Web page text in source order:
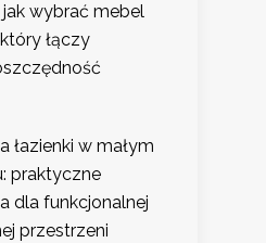
jak wybrać mebel
łączy
łazienki w małym
praktyczne
dla funkcjonalnej
przestrzeni